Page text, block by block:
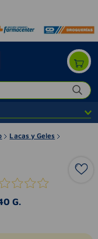
Lacas y Geles
G.